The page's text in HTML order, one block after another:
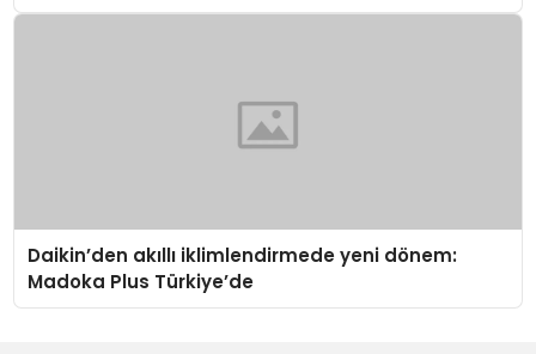
Daikin’den akıllı iklimlendirmede yeni dönem:
Madoka Plus Türkiye’de